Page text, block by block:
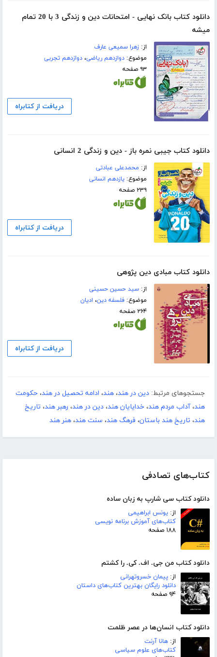
کتاب‌های تصادفی
دانلود کتاب سی شارپ به زبان ساده
از: یونس ابراهیمی
کتاب‌های آموزش برنامه نویسی
۱۸۸ صفحه
دانلود کتاب من جی. اف. کی. را کشتم
از: پیمان خسروتهرانی
دانلود رایگان بهترین کتاب‌های داستان
۹۴ صفحه
دانلود کتاب انسان‌ها در عصر ظلمت
از: هانا آرنت
کتاب‌های علوم سیاسی
دانلود کتاب بانک نهایی - امتحانات دین و زندگی 3 با 20 تمام
میشه
از:زهرا سمیعی عارف
موضوع:دوازدهم ریاضی،دوازدهم تجربی
۹۳ صفحه
دریافت از کتابراه
دانلود کتاب جیبی نمره باز - دین و زندگی 2 انسانی
از: محمدعلی عبادتی
موضوع:یازدهم انسانی
۲۳۹ صفحه
دریافت از کتابراه
دانلود کتاب مبادی دین پژوهی
از:سید حسین حسینی
موضوع:فلسفه دین، ادیان
۲۶۴ صفحه
دریافت از کتابراه
جستجوهای مرتبط: دین در هند، هند، ادامه تحصیل در هند، حکومت
هند،آداب مردم هند، خدایایان هند، دین در هند، رهبر هند، تاریخ
هند، تاریخ هند باستان، فرهگ هند، سنت هند، هنر هند